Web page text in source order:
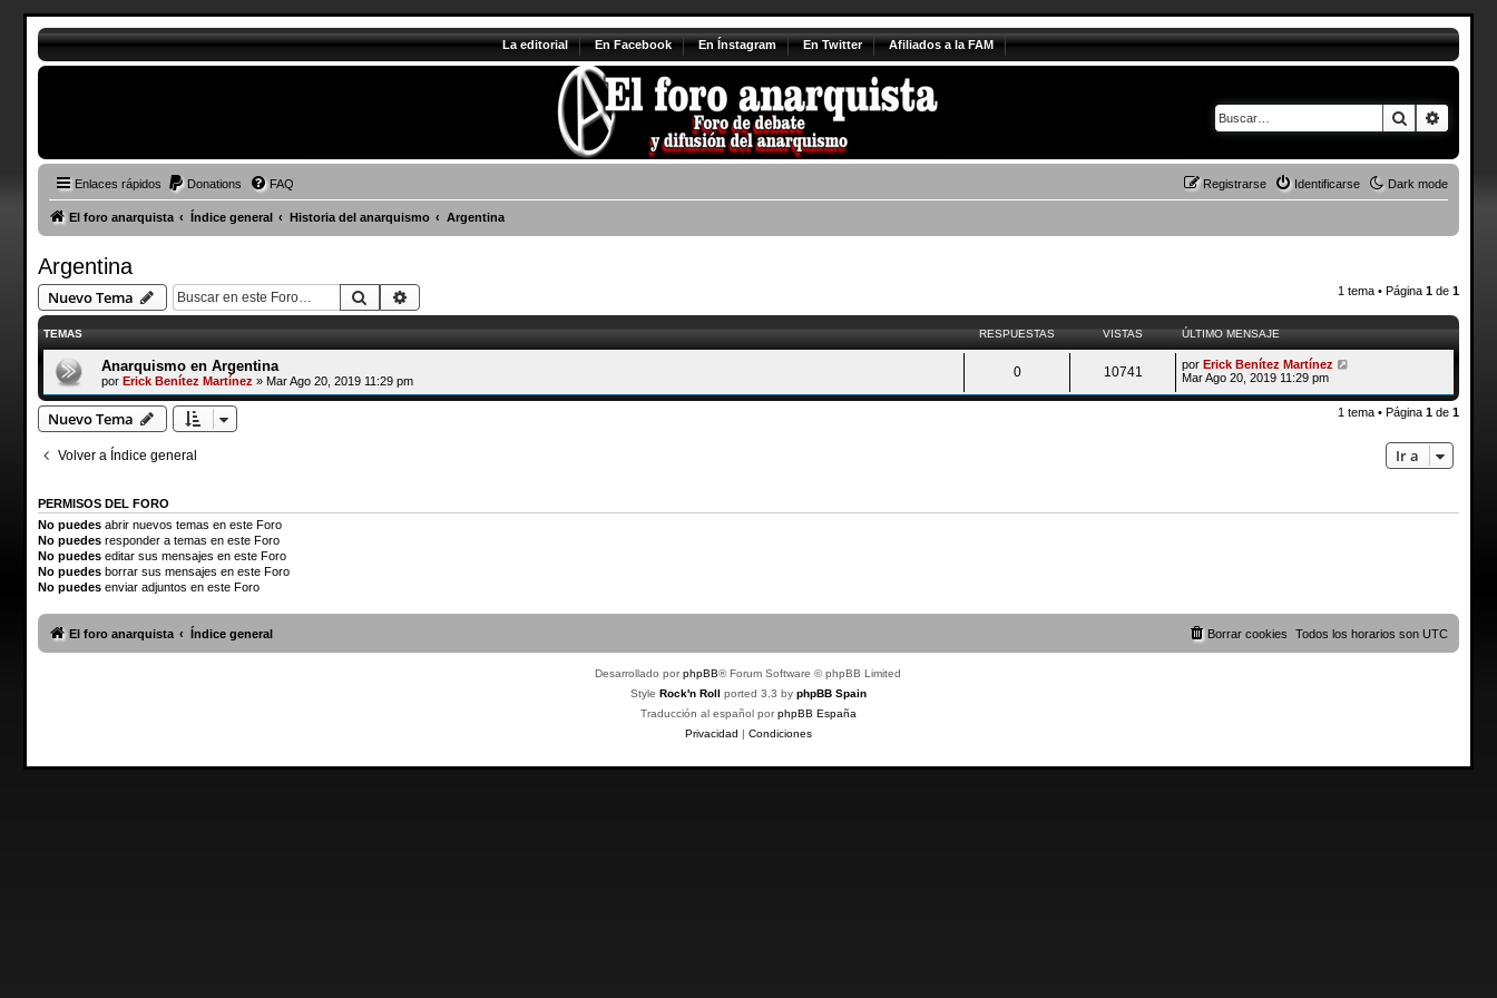
La editorial En Facebook En Ínstagram En Twitter Afiliados a la FAM
Buscar
Enlaces rápidos Dark mode
Donations FAQ Identificarse
Registrarse
El foro anarquista Índice general Historia del anarquismo Argentina
Argentina
Nuevo Tema Buscar 1 tema • Página1 de1
TEMAS RESPUESTAS VISTAS ÚLTIMO MENSAJE
Anarquismo en Argentina
por Erick Benítez Martínez » Mar Ago 20, 2019 11:29 pm
0 10741 porErick Benítez Martínez
Mar Ago 20, 2019 11:29 pm
Nuevo Tema 1 tema • Página1 de1
Volver a Índice general Ir a
PERMISOS DEL FORO
No puedesabrir nuevos temas en este Foro
No puedesresponder a temas en este Foro
No puedeseditar sus mensajes en este Foro
No puedesborrar sus mensajes en este Foro
No puedesenviar adjuntos en este Foro
El foro anarquista Índice general Todos los horarios sonUTC
Borrar cookies
Desarrollado porphpBB® Forum Software © phpBB Limited
Style Rock'n Roll ported 3.3 by phpBB Spain
Traducción al español porphpBB España
Privacidad | Condiciones